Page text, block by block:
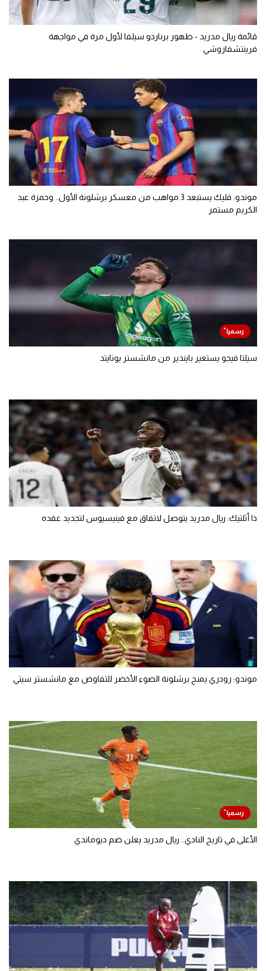
قائمة ريال مدريد - ظهور برناردو سيلفا لأول مرة في مواجهة
فرينتشفاروشي
موندو: فليك يستبعد 3 مواهب من معسكر برشلونة الأول.. وحمزة عبد
الكريم مستمر
سيلتا فيجو يستعير بايندير من مانشستر يونايتد
ذا أثلتيك: ريال مدريد يتوصل لاتفاق مع فينيسيوس لتجديد عقده
موندو: رودري يمنح برشلونة الضوء الأخضر للتفاوض مع مانشستر سيتي
الأغلى في تاريخ النادي.. ريال مدريد يعلن ضم ديوماندي